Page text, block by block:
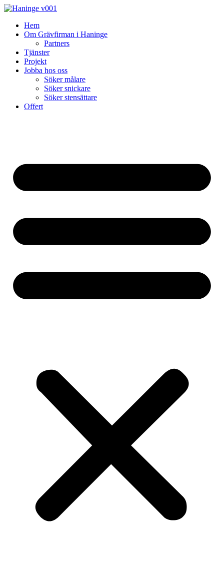
Skip
contentHem
Om Grävfirman i Haninge
Partners
Tjänster
Projekt
Jobba hos oss
Söker målare
Söker snickare
Söker stensättare
Offert